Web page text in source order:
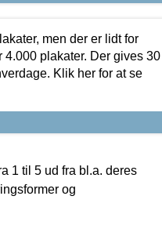
men der er lidt for
plakater. Der gives 30
Klik her for at se
1 til 5 ud fra bl.a. deres
og